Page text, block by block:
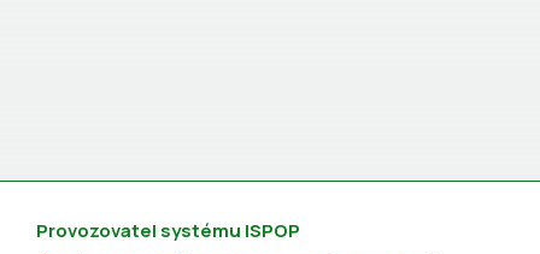
Provozovatel systému ISPOP